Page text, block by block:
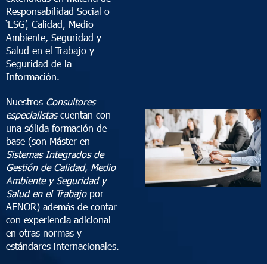
Responsabilidad Social o
‘ESG’, Calidad, Medio
Ambiente, Seguridad y
Salud en el Trabajo y
Seguridad de la
Información.
Nuestros Consultores
especialistascuentan con
una sólida formación de
base (son Máster en
Sistemas Integrados de
Gestión de Calidad, Medio
Ambiente y Seguridad y
Salud en el Trabajopor
AENOR) además de contar
con experiencia adicional
en otras normas y
estándares internacionales.